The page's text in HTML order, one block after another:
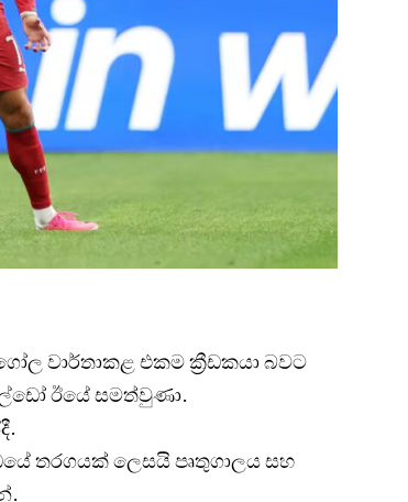
වාර්තාකළ එකම ක්‍රීඩකයා බවට
ඊයේ සමත්වුණා.
තරගයක් ලෙසයි පෘතුගාලය සහ